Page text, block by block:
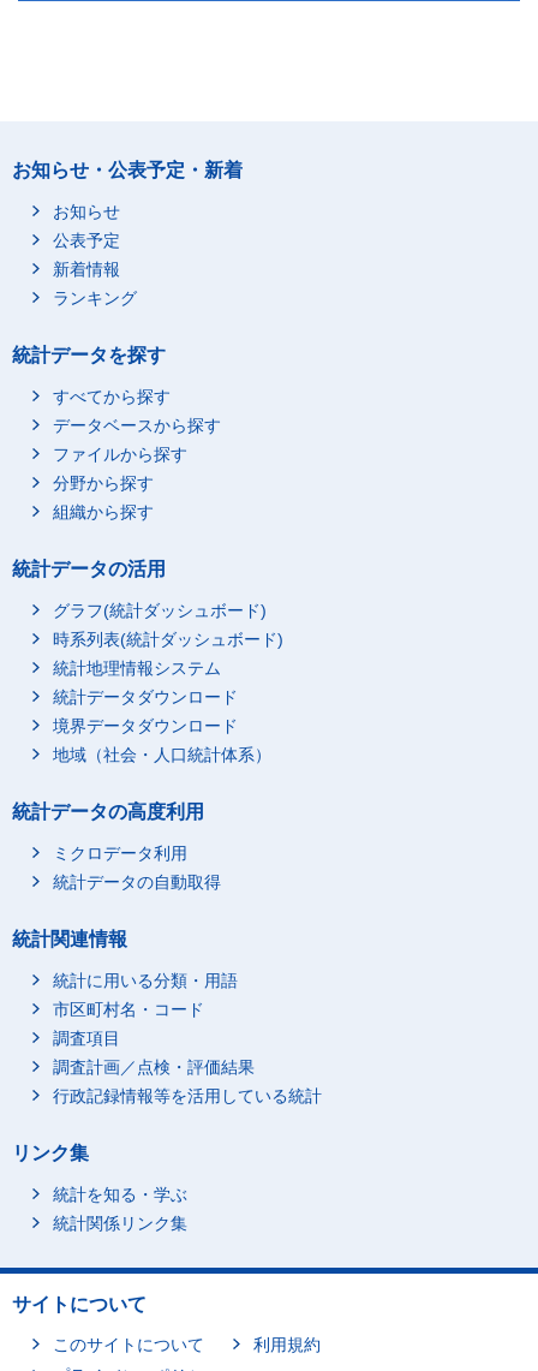
お知らせ・公表予定・新着
お知らせ
公表予定
新着情報
ランキング
統計データを探す
すべてから探す
データベースから探す
ファイルから探す
分野から探す
組織から探す
統計データの活用
グラフ(統計ダッシュボード)
時系列表(統計ダッシュボード)
統計地理情報システム
統計データダウンロード
境界データダウンロード
地域（社会・人口統計体系）
統計データの高度利用
ミクロデータ利用
統計データの自動取得
統計関連情報
統計に用いる分類・用語
市区町村名・コード
調査項目
調査計画／点検・評価結果
行政記録情報等を活用している統計
リンク集
統計を知る・学ぶ
統計関係リンク集
サイトについて
このサイトについて
利用規約